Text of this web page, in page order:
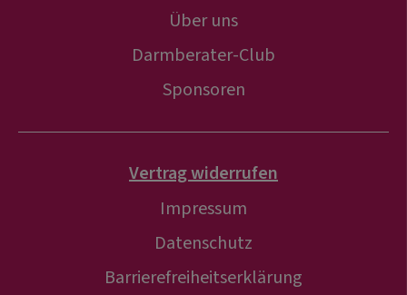
Über uns
Darmberater-Club
Sponsoren
Vertrag widerrufen
Impressum
Datenschutz
Barrierefreiheitserklärung